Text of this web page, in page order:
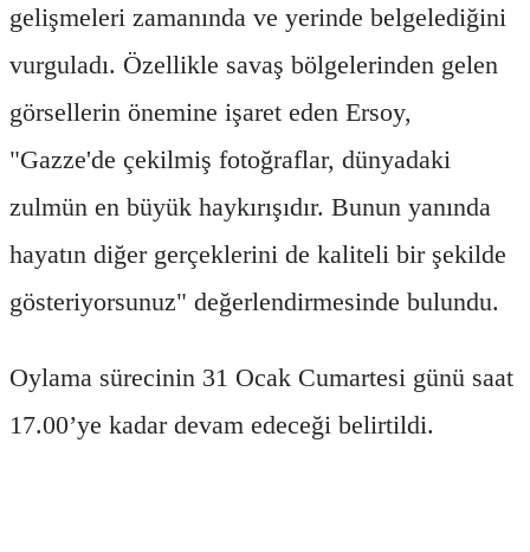
gelişmeleri zamanında ve yerinde belgelediğini
vurguladı. Özellikle savaş bölgelerinden gelen
görsellerin önemine işaret eden Ersoy,
"Gazze'de çekilmiş fotoğraflar, dünyadaki
zulmün en büyük haykırışıdır. Bunun yanında
hayatın diğer gerçeklerini de kaliteli bir şekilde
gösteriyorsunuz" değerlendirmesinde bulundu.
Oylama sürecinin 31 Ocak Cumartesi günü saat
17.00’ye kadar devam edeceği belirtildi.